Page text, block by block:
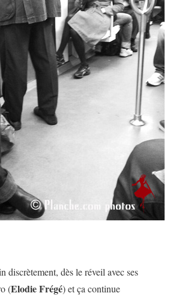
discrètement, dès le réveil avec ses
(Elodie Frégé) et ça continue